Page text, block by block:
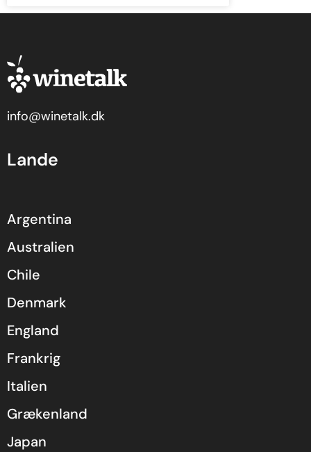
info@winetalk.dk
Lande
Argentina
Australien
Chile
Denmark
England
Frankrig
Italien
Grækenland
Japan